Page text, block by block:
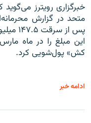
خبرگزاری رویترز
متحد در گزارش
پس از
این مبلغ را در ماه
کش» پول‌شویی کرد.
ادامه خبر